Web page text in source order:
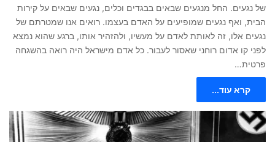
של נגעים. החל מנגעים שבאים בבגדים וכלים, נגעים שבאים על קירות
הבית, ואף נגעים שמופיעים על האדם בעצמו. רואים אנו שמטרתם של
נגעים אלו, זה לאותת לאדם על מעשיו, ולהזהיר אותו, ברגע שהוא נמצא
לפני קו אדום רוחני שאסור לעבור. כל אדם מישראל היה רואה בהשגחה
פרטית…
קרא עוד...